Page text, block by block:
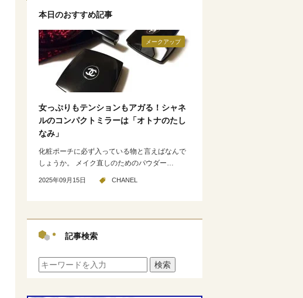
本日のおすすめ記事
メークアップ
女っぷりもテンションもアガる！シャネ
ルのコンパクトミラーは「オトナのたし
なみ」
化粧ポーチに必ず入っている物と言えばなんで
しょうか。 メイク直しのためのパウダー…
2025年09月15日 CHANEL
記事検索
検索